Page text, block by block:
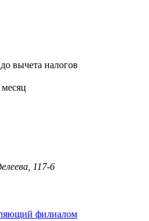
до вычета налогов
117-6
филиалом